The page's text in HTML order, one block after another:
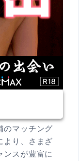
のマッチング
より、さまざ
ンスが豊富に